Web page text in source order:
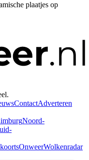
plaatjes op
ContactAdverteren
Noord-
OnweerWolkenradar